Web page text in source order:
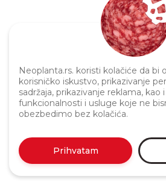
Neoplanta.rs. koristi kolačiće da bi
korisničko iskustvo, prikazivanje
sadržaja, prikazivanje reklama, kao
funkcionalnosti i usluge koje ne
obezbedimo bez kolačića.
Prihvatam
Politika